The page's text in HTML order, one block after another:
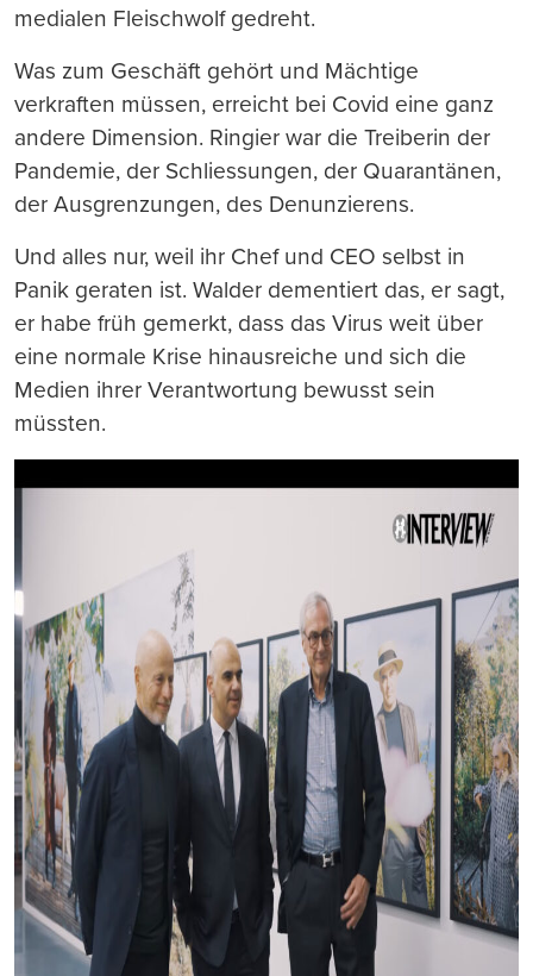
medialen Fleischwolf gedreht.
Was zum Geschäft gehört und Mächtige
verkraften müssen, erreicht bei Covid eine ganz
andere Dimension. Ringier war die Treiberin der
Pandemie, der Schliessungen, der Quarantänen,
der Ausgrenzungen, des Denunzierens.
Und alles nur, weil ihr Chef und CEO selbst in
Panik geraten ist. Walder dementiert das, er sagt,
er habe früh gemerkt, dass das Virus weit über
eine normale Krise hinausreiche und sich die
Medien ihrer Verantwortung bewusst sein
müssten.